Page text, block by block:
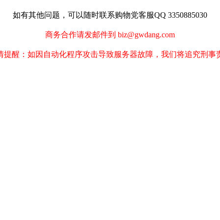
如有其他问题，可以随时联系购物党客服QQ 3350885030
商务合作请发邮件到 biz@gwdang.com
提醒：如因自动化程序攻击导致服务器故障，我们将追究刑事